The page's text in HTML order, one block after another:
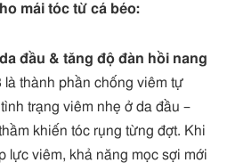
mái tóc từ cá béo:
đầu & tăng độ đàn hồi nang
là thành phần chống viêm tự
trạng viêm nhẹ ở da đầu –
khiến tóc rụng từng đợt. Khi
lực viêm, khả năng mọc sợi mới